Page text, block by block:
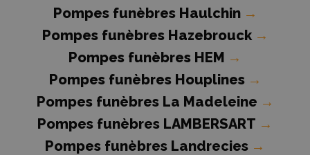
Pompes funèbres Haulchin →
Pompes funèbres Hazebrouck →
Pompes funèbres HEM →
Pompes funèbres Houplines →
Pompes funèbres La Madeleine →
Pompes funèbres LAMBERSART →
Pompes funèbres Landrecies →